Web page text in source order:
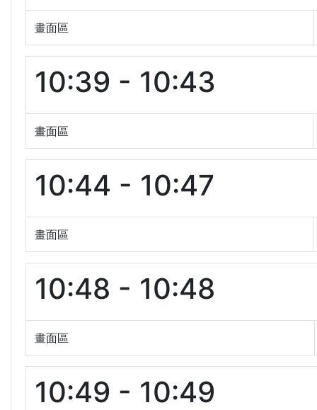
畫面區
10:39 - 10:43
畫面區
10:44 - 10:47
畫面區
10:48 - 10:48
畫面區
10:49 - 10:49